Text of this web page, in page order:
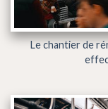
Le chantier de